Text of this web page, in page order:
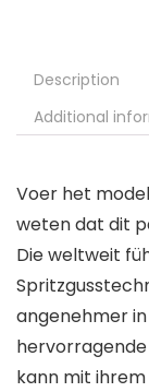
Description
Additional
Voer het
weten dat dit
Die weltweit
angenehmer
hervorragende
kann mit